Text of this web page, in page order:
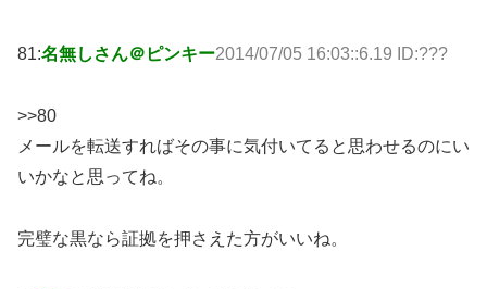
81:名無しさん＠ピンキー2014/07/05 16:03::6.19 ID:???
>>80
メールを転送すればその事に気付いてると思わせるのにい
いかなと思ってね。
完璧な黒なら証拠を押さえた方がいいね。